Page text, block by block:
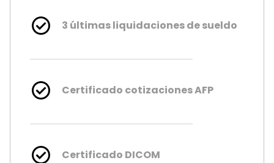
3 últimas liquidaciones de sueldo
Certificado cotizaciones AFP
Certificado DICOM